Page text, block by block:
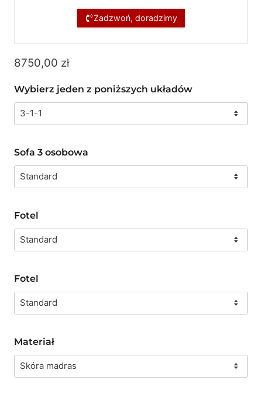
Zadzwoń, doradzimy
8750,00 zł
Wybierz jeden z poniższych układów
Sofa 3 osobowa
Fotel
Fotel
Materiał